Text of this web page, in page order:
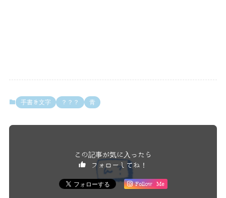
手書き文字 ？？？ 青
この記事が気に入ったら
フォローしてね！
Follow Me